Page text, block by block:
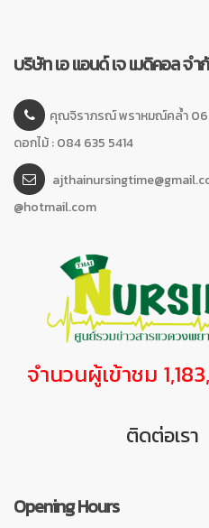
บริษัท เอ แอนด์ เจ เมดิคอล จำ
คุณจิราภรณ์ พราหมณ์คล้ำ
ดอกไม้ : 084 635 5414
@hotmail.com
จำนวนผู้เข้าชม
ติดต่อเรา
Opening Hours